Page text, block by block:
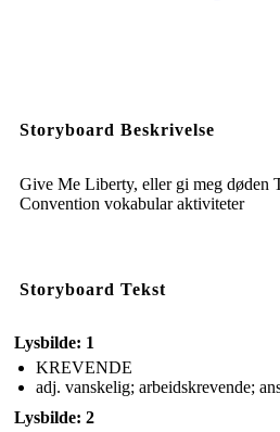
Storyboard Beskrivelse
Give Me Liberty, eller gi meg døden
Convention vokabular aktiviteter
Storyboard Tekst
Lysbilde: 1
KREVENDE
adj. vanskelig; arbeidskrevende;
Lysbilde: 2